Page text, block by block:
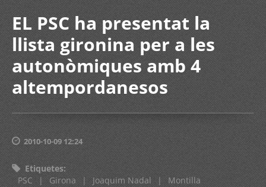
EL PSC ha presentat la
llista gironina per a les
autonòmiques amb 4
altempordanesos
2010-10-09 12:24
Etiquetes:
PSC
| Girona | Joaquim Nadal | Montilla